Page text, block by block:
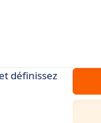
définissez